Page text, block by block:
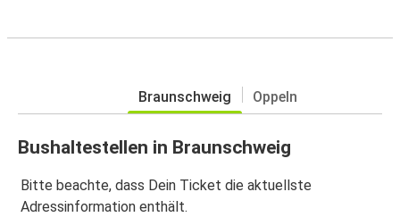
Braunschweig Oppeln
Bushaltestellen in Braunschweig
Bitte beachte, dass Dein Ticket die aktuellste
Adressinformation enthält.